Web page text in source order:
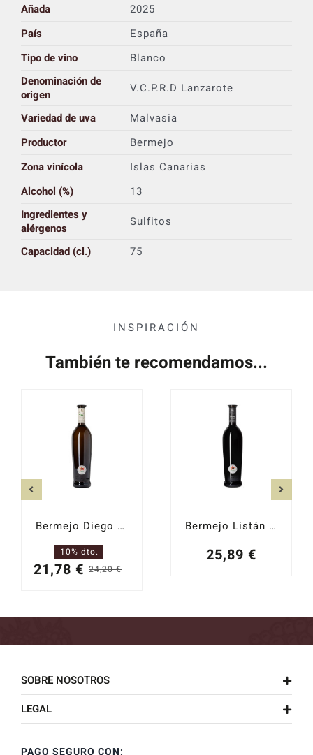
Añada
2025
País
España
Tipo de vino
Blanco
Denominación de
origen
V.C.P.R.D Lanzarote
Variedad de uva
Malvasia
Productor
Bermejo
Zona vinícola
Islas Canarias
Alcohol (%)
13
Ingredientes y
alérgenos
Sulfitos
Capacidad (cl.)
75
INSPIRACIÓN
También te recomendamos...
Bermejo Diego Seco 2024
24,20€
original
21,78 €
actual
10% dto.
Bermejo Listán Negro 2023
25,89 €
SOBRE NOSOTROS
LEGAL
PAGO SEGURO CON: